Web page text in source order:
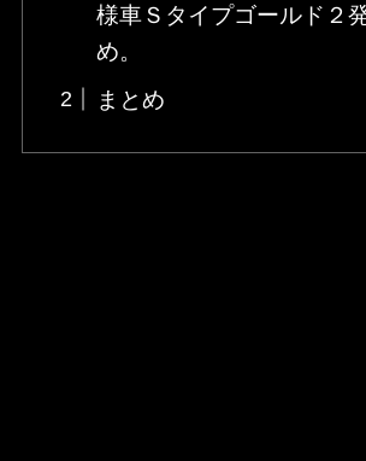
様車Ｓタイプゴールド２
め。
まとめ